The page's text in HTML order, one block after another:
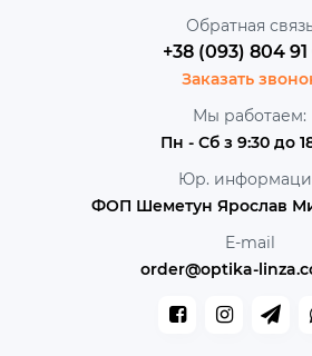
Обратная
+38 (093) 804
Заказать
Мы работаем:
Пн - Сб з 9:30 до
Юр.
ФОП Шеметун Ярослав
E-mail
order@optika-